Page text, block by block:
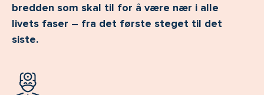
bredden som skal til for å være nær i alle
livets faser – fra det første steget til det
siste.